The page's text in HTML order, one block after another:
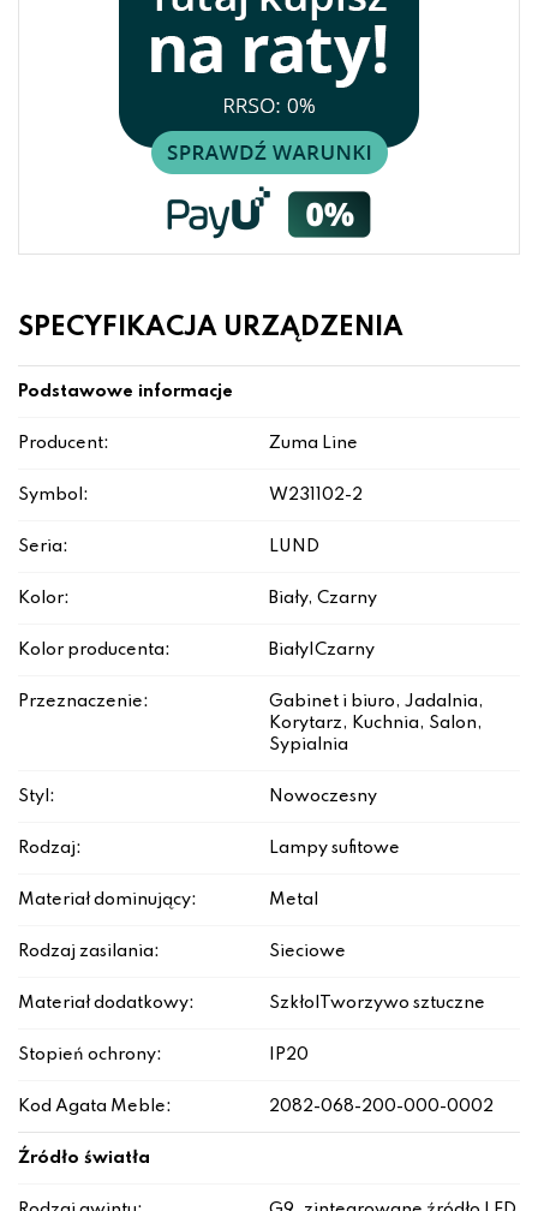
SPECYFIKACJA URZĄDZENIA
Podstawowe informacje
Producent: Zuma Line
Symbol: W231102-2
Seria: LUND
Kolor: Biały, Czarny
Kolor producenta: Biały|Czarny
Przeznaczenie:
Gabinet i biuro, Jadalnia,
Korytarz, Kuchnia, Salon,
Sypialnia
Styl: Nowoczesny
Rodzaj: Lampy sufitowe
Materiał dominujący: Metal
Rodzaj zasilania: Sieciowe
Materiał dodatkowy: Szkło|Tworzywo sztuczne
Stopień ochrony: IP20
Kod Agata Meble: 2082-068-200-000-0002
Źródło światła